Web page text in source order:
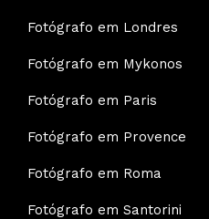
Fotógrafo em Londres
Fotógrafo em Mykonos
Fotógrafo em Paris
Fotógrafo em Provence
Fotógrafo em Roma
Fotógrafo em Santorini